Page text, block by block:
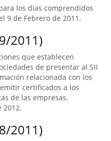
los días comprendidos
9 de Febrero de 2011.
2011)
que establecen
de presentar al SII
relacionada con los
certificados a los
de las empresas.
2012.
2011)